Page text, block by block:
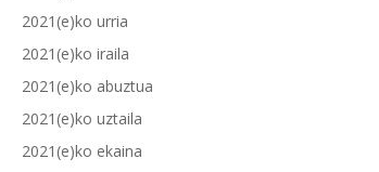
2021(e)ko urria
2021(e)ko iraila
2021(e)ko abuztua
2021(e)ko uztaila
2021(e)ko ekaina